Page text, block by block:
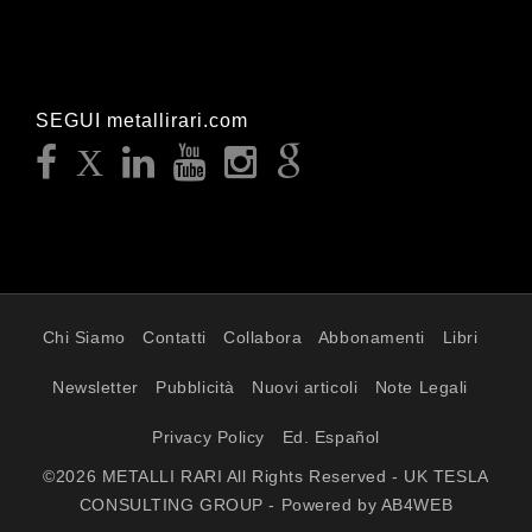
SEGUI metallirari.com
Chi Siamo Contatti Collabora Abbonamenti Libri
Newsletter Pubblicità Nuovi articoli Note Legali
Privacy Policy Ed. Español
©2026 METALLI RARI All Rights Reserved - UK TESLA
CONSULTING GROUP - Powered by AB4WEB